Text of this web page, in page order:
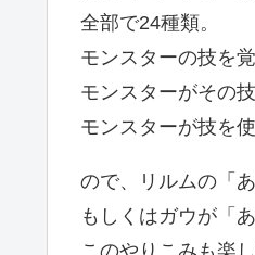
全部で24種類。
モンスターの技を
モンスターがその
モンスターが技を
ので、リルムの「
もしくはガウが「
このやりこみも楽し